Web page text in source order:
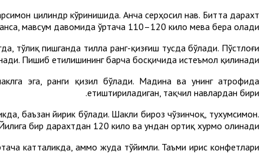
цилиндр кўринишида. Анча серҳосил нав. Битта дарахт
мавсум давомида ўртача 110–120 кило мева бера олади.
тўлиқ пишганда тилла ранг-қизғиш тусда бўлади. Пўстлоғи
Пишиб етилишининг барча босқичида истеъмол қилинади.
эга, ранги қизил бўлади. Мадина ва унинг атрофида
етиштириладиган, тақчил навлардан бири.
баъзан йирик бўлади. Шакли бироз чўзинчоқ, тухумсимон.
бир дарахтдан 120 кило ва ундан ортиқ хурмо олинади.
катталикда, аммо жуда тўйимли. Таъми ирис конфетлари